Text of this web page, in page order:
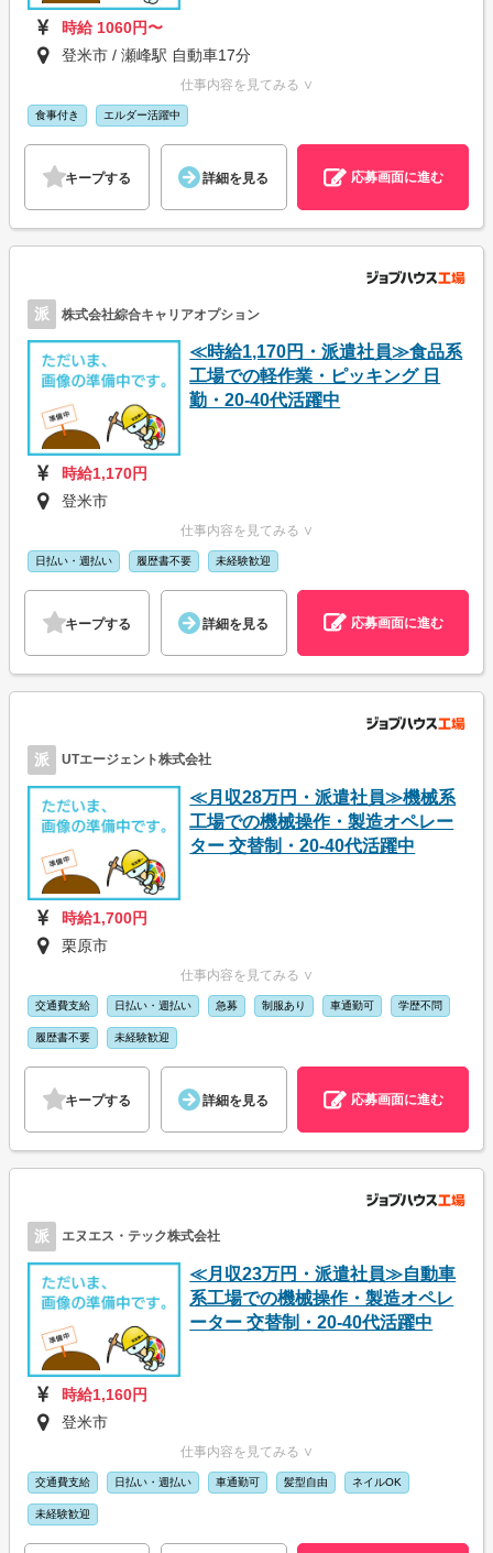
時給 1060円〜
登米市 / 瀬峰駅 自動車17分
仕事内容を見てみる ∨
食事付き エルダー活躍中
キープする 詳細を見る 応募画面に進む
派 株式会社綜合キャリアオプション
≪時給1,170円・派遣社員≫食品系
工場での軽作業・ピッキング 日
勤・20-40代活躍中
時給1,170円
登米市
仕事内容を見てみる ∨
日払い・週払い 履歴書不要 未経験歓迎
キープする 詳細を見る 応募画面に進む
派 UTエージェント株式会社
≪月収28万円・派遣社員≫機械系
工場での機械操作・製造オペレー
ター 交替制・20-40代活躍中
時給1,700円
栗原市
仕事内容を見てみる ∨
交通費支給 日払い・週払い 急募 制服あり 車通勤可 学歴不問
履歴書不要 未経験歓迎
キープする 詳細を見る 応募画面に進む
派 エヌエス・テック株式会社
≪月収23万円・派遣社員≫自動車
系工場での機械操作・製造オペレ
ーター 交替制・20-40代活躍中
時給1,160円
登米市
仕事内容を見てみる ∨
交通費支給 日払い・週払い 車通勤可 髪型自由 ネイルOK
未経験歓迎